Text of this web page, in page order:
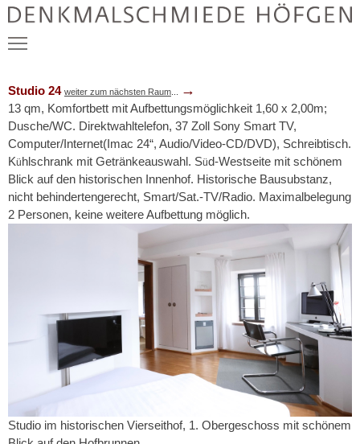
Schön, dass Sie hier sind.
Hochzeiten
Klausur & Retreat
Feste & Bankett
Studio 24 weiter zum nächsten Raum →
13 qm, Komfortbett mit Aufbettungsmöglichkeit 1,60 x 2,00m;
Dusche/WC. Direktwahltelefon, 37 Zoll Sony Smart TV,
Computer/Internet(Imac 24“, Audio/Video-CD/DVD), Schreibtisch.
Kühlschrank mit Getränkeauswahl. Süd-Westseite mit schönem
Blick auf den historischen Innenhof. Historische Bausubstanz,
nicht behindertengerecht, Smart/Sat.-TV/Radio. Maximalbelegung
2 Personen, keine weitere Aufbettung möglich.
Studio im historischen Vierseithof, 1. Obergeschoss mit schönem